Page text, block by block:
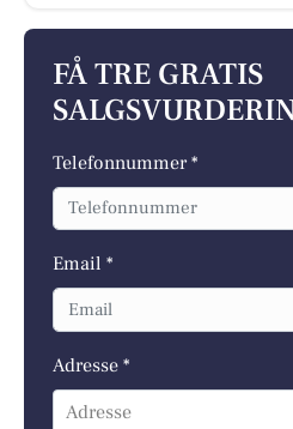
FÅ TRE GRATIS
Telefonnummer *
Email *
Adresse *
Adresse